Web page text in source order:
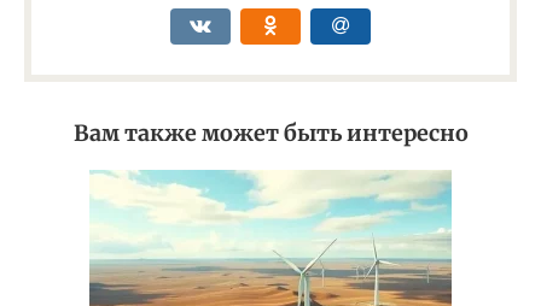
Вам также может быть интересно